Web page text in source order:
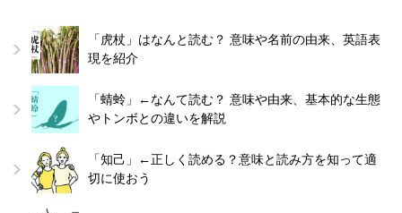
「虎杖」はなんと読む？ 意味や名前の由来、英語表
現を紹介
「蜻蛉」←なんて読む？ 意味や由来、基本的な生態
やトンボとの違いを解説
「知己」←正しく読める？意味と読み方を知って適
切に使おう